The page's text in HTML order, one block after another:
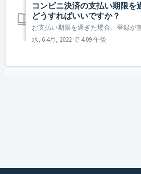
コンビニ決済の支払い期限を
どうすればいいですか？
水, 6 4月, 2022 で 4:09 午後